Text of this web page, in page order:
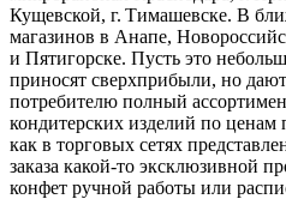
Кущевской, г. Тимашевске. В
магазинов в Анапе,
и Пятигорске. Пусть это
приносят сверхприбыли, но
потребителю полный
кондитерских изделий по ценам
как в торговых сетях
заказа какой-то эксклюзивной
конфет ручной работы или